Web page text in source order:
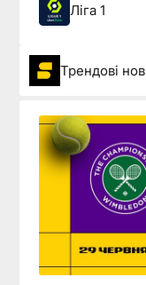
Ліга 1
Трендові